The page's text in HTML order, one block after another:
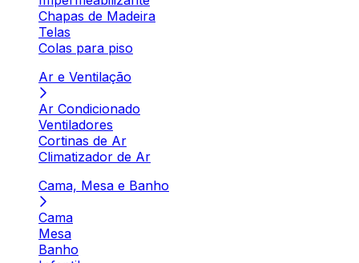
Chapas de Madeira
Telas
Colas para piso
Ar e Ventilação
Ar Condicionado
Ventiladores
Cortinas de Ar
Climatizador de Ar
Cama, Mesa e Banho
Cama
Mesa
Banho